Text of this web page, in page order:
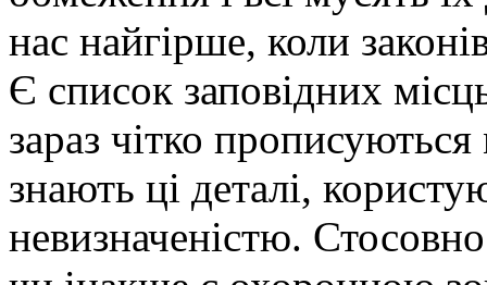
нас найгірше, коли
Є список заповідних
зараз чітко
знають ці деталі,
невизначеністю.